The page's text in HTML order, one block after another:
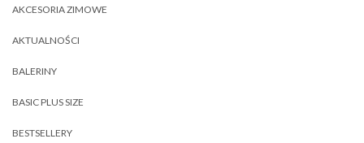
AKCESORIA ZIMOWE
AKTUALNOŚCI
BALERINY
BASIC PLUS SIZE
BESTSELLERY